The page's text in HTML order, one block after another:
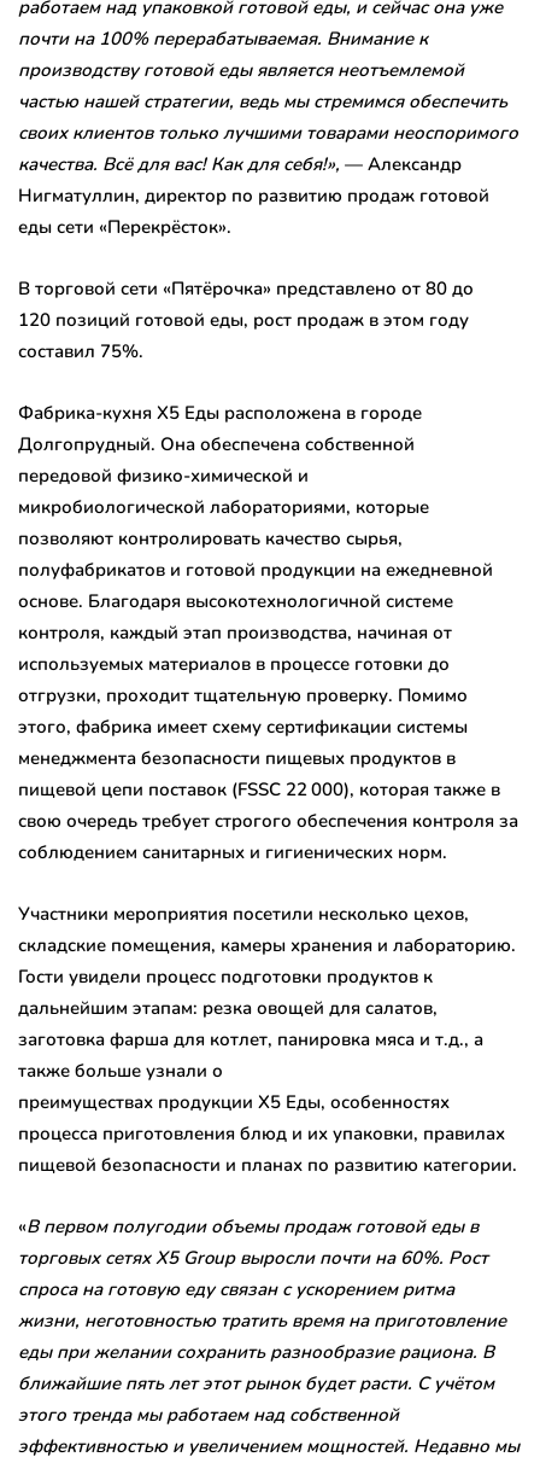
работаем над упаковкой готовой еды, и сейчас она уже
почти на 100% перерабатываемая. Вниманиек
производству готовой еды является неотъемлемой
частью нашейстратегии, ведь мы стремимся обеспечить
своих клиентов только лучшими товарами неоспоримого
качества. Всёдля вас! Как для себя!», — Александр
Нигматуллин, директор по развитию продаж готовой
еды сети «Перекрёсток».
В торговой сети «Пятёрочка» представлено от 80 до
120 позиций готовой еды, рост продаж в этом году
составил 75%.
Фабрика-кухня X5 Еды расположена в городе
Долгопрудный. Она обеспечена собственной
передовой физико-химической и
микробиологической лабораториями, которые
позволяют контролировать качество сырья,
полуфабрикатов и готовой продукции на ежедневной
основе. Благодаря высокотехнологичной системе
контроля, каждый этап производства, начиная от
используемых материалов в процессе готовки до
отгрузки, проходит тщательную проверку. Помимо
этого, фабрика имеет схему сертификации системы
менеджмента безопасности пищевых продуктов в
пищевой цепи поставок (FSSC 22 000), которая также в
свою очередь требует строгого обеспечения контроля за
соблюдением санитарных и гигиенических норм.
Участники мероприятия посетили несколько цехов,
складские помещения, камеры хранения и лабораторию.
Гости увидели процесс подготовки продуктов к
дальнейшим этапам: резка овощей для салатов,
заготовка фарша для котлет, панировка мяса и т.д., а
также больше узнали о
преимуществах продукции X5 Еды, особенностях
процесса приготовления блюд и их упаковки, правилах
пищевой безопасности и планах по развитию категории.
«В первом полугодии объемы продаж готовой еды в
торговых сетях X5 Group выросли почти на 60%. Рост
спроса на готовую еду связан с ускорением ритма
жизни, неготовностью тратить время на приготовление
еды при желании сохранить разнообразие рациона. В
ближайшие пять лет этот рынок будет расти. С учётом
этого тренда мы работаем над собственной
эффективностьюи увеличением мощностей. Недавно мы